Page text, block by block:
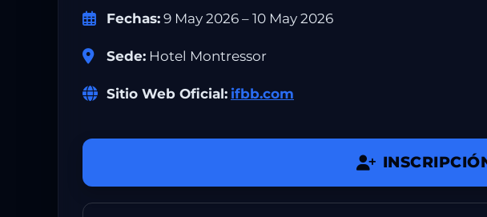
Fechas: 9 May 2026 – 10 May 2026
Sede: Hotel Montressor
Sitio Web Oficial: ifbb.com